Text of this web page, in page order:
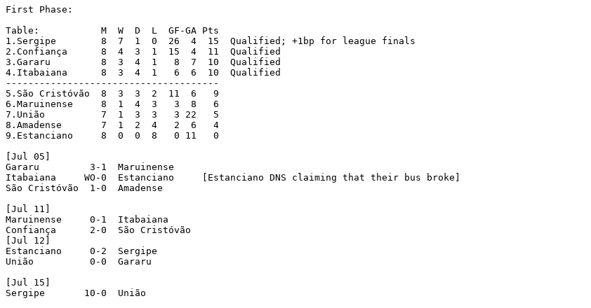
First Phase:
Table:           M  W  D  L  GF-GA Pts
1.Sergipe        8  7  1  0  26  4  15  Qualified; +1bp for league finals
2.Confiança      8  4  3  1  15  4  11  Qualified
3.Gararu         8  3  4  1   8  7  10  Qualified
4.Itabaiana      8  3  4  1   6  6  10  Qualified
--------------------------------------
5.São Cristóvão  8  3  3  2  11  6   9
6.Maruinense     8  1  4  3   3  8   6
7.União          7  1  3  3   3 22   5
8.Amadense       7  1  2  4   2  6   4
9.Estanciano     8  0  0  8   0 11   0
[Jul 05]
Gararu         3-1  Maruinense
Itabaiana     WO-0  Estanciano     [Estanciano DNS claiming that their bus broke]
São Cristóvão  1-0  Amadense
[Jul 11]
Maruinense     0-1  Itabaiana
Confiança      2-0  São Cristóvão
[Jul 12]
Estanciano     0-2  Sergipe
União          0-0  Gararu
[Jul 15]
Sergipe       10-0  União